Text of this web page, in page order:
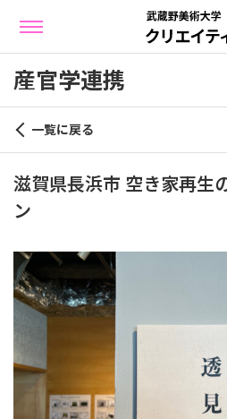
産官学連携
一覧に戻る
滋賀県⻑浜市 空き家再⽣
ン